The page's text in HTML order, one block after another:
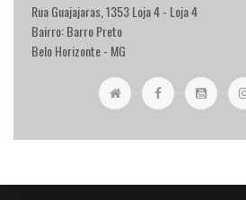
Rua Guajajaras, 1353 Loja 4 - Loja 4
Bairro: Barro Preto
Belo Horizonte - MG